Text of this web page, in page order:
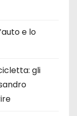
e lo
gli